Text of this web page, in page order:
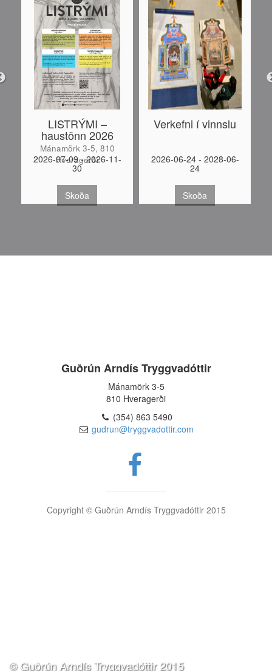
LISTRÝMI –
haustönn 2026
Mánamörk 3-5, 810
Hveragerði
2026-07-09 - 2026-11-
30
Skoða
Verkefni í vinnslu
2026-06-24 - 2028-06-
24
Skoða
Guðrún Arndís Tryggvadóttir
Mánamörk 3-5
810 Hveragerði
(354) 863 5490
gudrun@tryggvadottir.com
Copyright © Guðrún Arndís Tryggvadóttir 2015
© Guðrún Arndís Tryggvadóttir 2015